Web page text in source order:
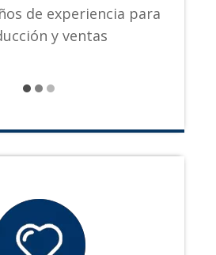
de experiencia para
y ventas